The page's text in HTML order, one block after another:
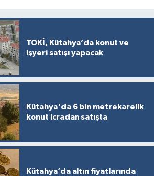
TOKİ, Kütahya’da konut ve
işyeri satışı yapacak
Kütahya'da 6 bin metrekarelik
konut icradan satışta
Kütahya’da altın fiyatlarında